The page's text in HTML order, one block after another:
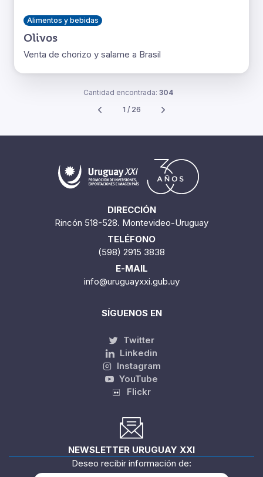
Alimentos y bebidas
Olivos
Venta de chorizo y salame a Brasil
Cantidad encontrada: 304
1 / 26
DIRECCIÓN
Rincón 518-528. Montevideo-Uruguay
TELÉFONO
(598) 2915 3838
E-MAIL
info@uruguayxxi.gub.uy
SÍGUENOS EN
Twitter
Linkedin
Instagram
YouTube
Flickr
NEWSLETTER URUGUAY XXI
Deseo recibir información de: